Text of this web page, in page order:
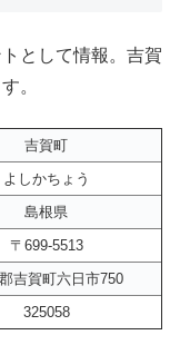
として情報。吉賀
。
吉賀町
よしかちょう
島根県
〒699-5513
吉賀町六日市750
325058